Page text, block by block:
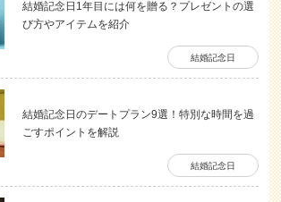
結婚記念日1年目には何を贈る？プレゼントの選
び方やアイテムを紹介
結婚記念日
結婚記念日のデートプラン9選！特別な時間を過
ごすポイントを解説
結婚記念日